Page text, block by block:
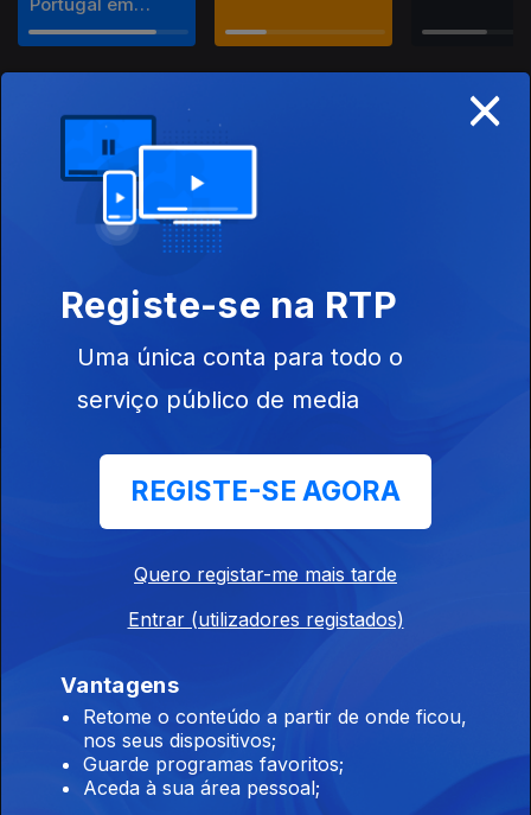
Bicicleta
Rádio em direto
Programa da
Tarde
Fim de Tarde RTP
Antena 2
Instale a aplicaçãoRTP Play
Disponível para iOS, Android, Apple TV, Android TV e
CarPlay
×
Registe-se na RTP
Uma única conta para todo o
serviço público de media
REGISTE-SE AGORA
Quero registar-me mais tarde
Entrar (utilizadores registados)
Vantagens
Retome o conteúdo a partir de onde ficou,
nos seus dispositivos;
Guarde programas favoritos;
Aceda à sua área pessoal;